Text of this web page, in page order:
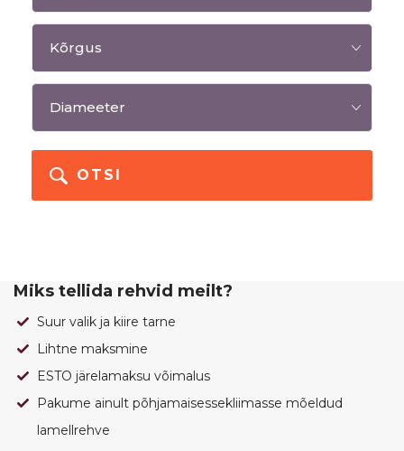
OTSI
Miks tellida rehvid meilt?
Suur valik ja kiire tarne
Lihtne maksmine
ESTO järelamaksu võimalus
Pakume ainult põhjamaisessekliimasse mõeldud
lamellrehve